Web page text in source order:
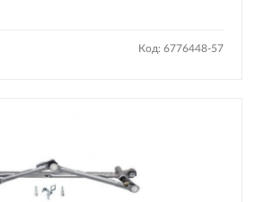
Код: 6776448-57